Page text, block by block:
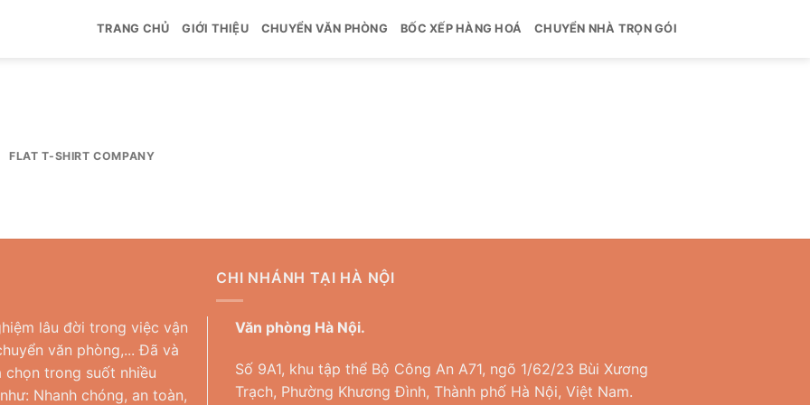
TRANG CHỦ GIỚI THIỆU CHUYỂN VĂN PHÒNG BỐC XẾP HÀNG HOÁ CHUYỂN NHÀ TRỌN GÓI
FLAT T-SHIRT COMPANY
lâu đời trong việc vận
văn phòng,... Đã và
trong suốt nhiều
Nhanh chóng, an toàn,
CHI NHÁNH TẠI HÀ NỘI
Văn phòng Hà Nội.
Số 9A1, khu tập thể Bộ Công An A71, ngõ 1/62/23 Bùi Xương
Trạch, Phường Khương Đình, Thành phố Hà Nội, Việt Nam.